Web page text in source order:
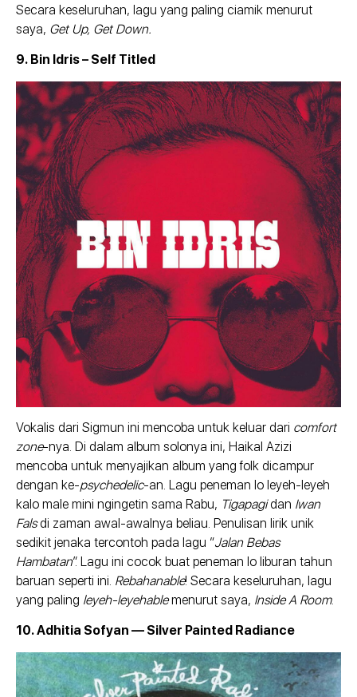
Secara keseluruhan, lagu yang paling ciamik menurut
saya, Get Up, Get Down.
9. Bin Idris – Self Titled
Vokalis dari Sigmun ini mencoba untuk keluar dari comfort
zone-nya. Di dalam album solonya ini, Haikal Azizi
mencoba untuk menyajikan album yang folk dicampur
dengan ke-psychedelic-an. Lagu peneman lo leyeh-leyeh
kalo male mini ngingetin sama Rabu, Tigapagidan Iwan
Falsdi zaman awal-awalnya beliau. Penulisan lirik unik
sedikit jenaka tercontoh pada lagu “Jalan Bebas
Hambatan”. Lagu ini cocok buat peneman lo liburan tahun
baruan seperti ini. Rebahanable! Secara keseluruhan, lagu
yang paling leyeh-leyehablemenurut saya, Inside A Room.
10. Adhitia Sofyan — Silver Painted Radiance